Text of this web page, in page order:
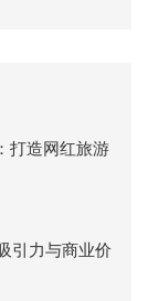
打造网红旅游
引力与商业价